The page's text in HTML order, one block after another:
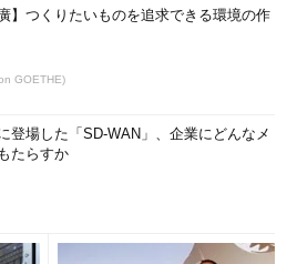
】つくりたいものを追求できる環境の作
GOETHE)
登場した「SD-WAN」、企業にどんなメ
たらすか